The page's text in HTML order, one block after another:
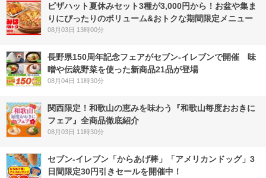
ピザハット夏休みセット3種が3,000円から！お盆や集ま
りにぴったりのボリューム&おトクな期間限定メニュー
08月03日 13時00分
長野県150周年記念フェアがセブン-イレブンで開催 味
噌や伝統野菜を使った新商品21品が登場
08月04日 11時30分
関西限定！和歌山の恵みを味わう『和歌山毎度おおきに
フェア』全商品徹底紹介
08月03日 11時30分
セブン‐イレブン「からあげ棒」「アメリカンドッグ」3
日間限定30円引きセールを開催中！